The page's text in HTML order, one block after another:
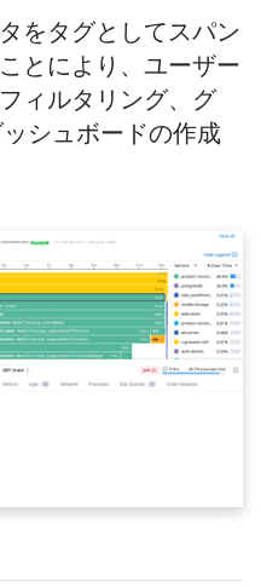
をタグとしてスパン
とにより、ユーザー
ィルタリング、グ
シュボードの作成